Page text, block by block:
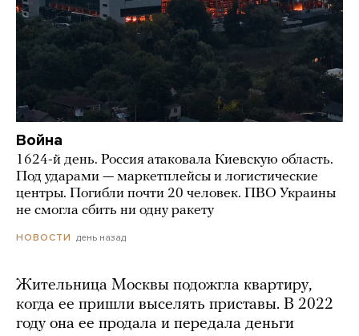
Война
1624-й день. Россия атаковала Киевскую область.
Под ударами — маркетплейсы и логистические
центры. Погибли почти 20 человек. ПВО Украины
не смогла сбить ни одну ракету
НОВОСТИ день назад
Жительница Москвы подожгла квартиру,
когда ее пришли выселять приставы. В 2022
году она ее продала и передала деньги